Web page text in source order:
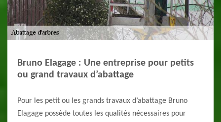
Bruno Elagage : Une entreprise pour petits
ou grand travaux d’abattage
Pour les petit ou les grands travaux d’abattage Bruno
Elagage possède toutes les qualités nécessaires pour